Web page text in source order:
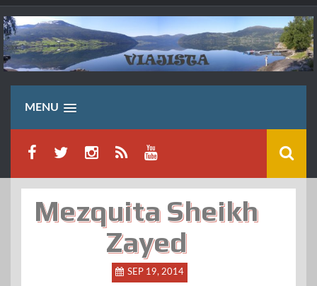
Saltar
al
contenido
MENU
Mezquita Sheikh
Zayed
SEP 19, 2014